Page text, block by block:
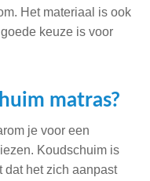
Het materiaal is ook
keuze is voor
matras?
je voor een
Koudschuim is
dat het zich aanpast